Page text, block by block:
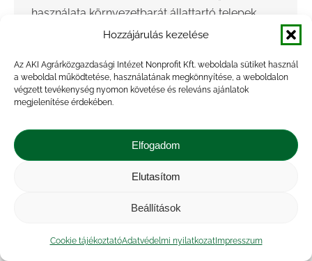
Hozzájárulás kezelése
Az AKI Agrárközgazdasági Intézet Nonprofit Kft. weboldala sütiket használ
a weboldal működtetése, használatának megkönnyítése, a weboldalon
végzett tevékenység nyomon követése és releváns ajánlatok
megjelenítése érdekében.
Elfogadom
Elutasítom
Beállítások
Cookie tájékoztatóAdatvédelmi nyilatkozatImpresszum
használata környezetbarát állattartó telepek
kialakítása érdekében” elnevezésű, kétéves
projektnyitó rendezvénye 2021. július 13-án
került megrendezésre. Az AKI
Agrárközgazdasági Intézet által szervezett…